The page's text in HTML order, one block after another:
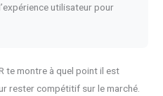
utilisateur pour
te montre à quel point il est
rester compétitif sur le marché.